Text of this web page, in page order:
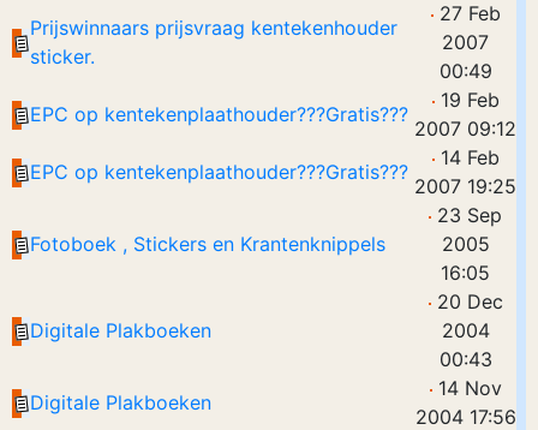
Prijswinnaars prijsvraag kentekenhouder
sticker.
27 Feb
2007
00:49
EPC op kentekenplaathouder???Gratis???
19 Feb
2007 09:12
EPC op kentekenplaathouder???Gratis???
14 Feb
2007 19:25
Fotoboek , Stickers en Krantenknippels
23 Sep
2005
16:05
Digitale Plakboeken
20 Dec
2004
00:43
Digitale Plakboeken
14 Nov
2004 17:56